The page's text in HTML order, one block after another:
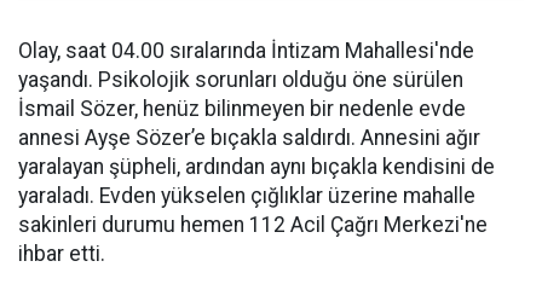
Olay, saat 04.00 sıralarında İntizam Mahallesi'nde
yaşandı. Psikolojik sorunları olduğu öne sürülen
İsmail Sözer, henüz bilinmeyen bir nedenle evde
annesi Ayşe Sözer’e bıçakla saldırdı. Annesini ağır
yaralayan şüpheli, ardından aynı bıçakla kendisini de
yaraladı. Evden yükselen çığlıklar üzerine mahalle
sakinleri durumu hemen 112 Acil Çağrı Merkezi'ne
ihbar etti.